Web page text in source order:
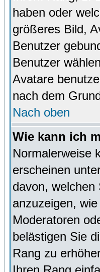
haben oder
größeres Bild,
Benutzer
Benutzer
Avatare
nach dem
Nach oben
Wie kann ich
Normalerweise
erscheinen
davon,
anzuzeigen,
Moderatoren
belästigen Sie
Rang zu